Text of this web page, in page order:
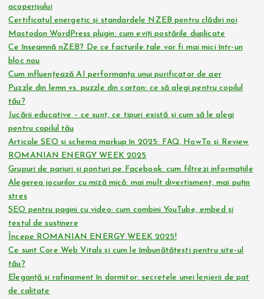
acoperișului
Certificatul energetic și standardele NZEB pentru clădiri noi
Mastodon WordPress plugin: cum eviți postările duplicate
Ce înseamnă nZEB? De ce facturile tale vor fi mai mici într-un
bloc nou
Cum influențează AI performanța unui purificator de aer
Puzzle din lemn vs. puzzle din carton: ce să alegi pentru copilul
tău?
Jucării educative – ce sunt, ce tipuri există și cum să le alegi
pentru copilul tău
Articole SEO și schema markup în 2025: FAQ, HowTo și Review
ROMANIAN ENERGY WEEK 2025
Grupuri de pariuri și ponturi pe Facebook: cum filtrezi informațiile
Alegerea jocurilor cu miză mică: mai mult divertisment, mai puțin
stres
SEO pentru pagini cu video: cum combini YouTube, embed și
textul de susținere
Începe ROMANIAN ENERGY WEEK 2025!
Ce sunt Core Web Vitals și cum le îmbunătățești pentru site-ul
tău?
Eleganță și rafinament în dormitor: secretele unei lenjerii de pat
de calitate